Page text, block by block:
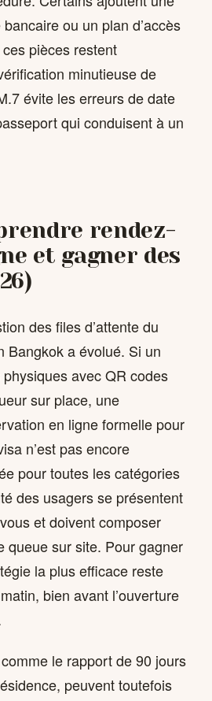
ou un plan d’accès
pièces restent
minutieuse de
évite les erreurs de date
qui conduisent à un
rendez-
et gagner des
des files d’attente du
Bangkok a évolué. Si un
avec QR codes
sur place, une
en ligne formelle pour
n’est pas encore
pour toutes les catégories
des usagers se présentent
et doivent composer
queue sur site. Pour gagner
la plus efficace reste
bien avant l’ouverture
le rapport de 90 jours
peuvent toutefois